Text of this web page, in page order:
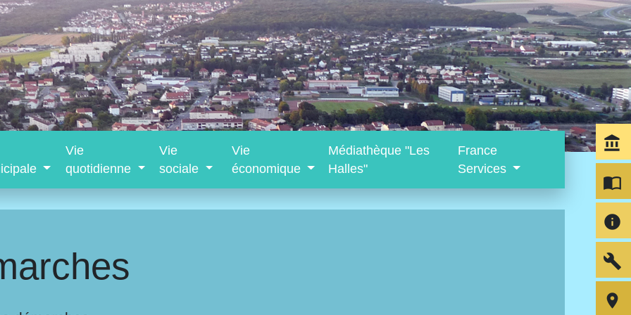
Vie
quotidienne
Vie
sociale
Vie
économique
Médiathèque "Les
Halles"
France
Services
account_balance
import_contacts
info
build
room